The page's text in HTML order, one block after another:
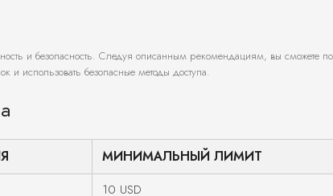
и безопасность. Следуя описанным рекомендациям, вы сможете
и использовать безопасные методы доступа.
МИНИМАЛЬНЫЙ ЛИМИТ
10 USD